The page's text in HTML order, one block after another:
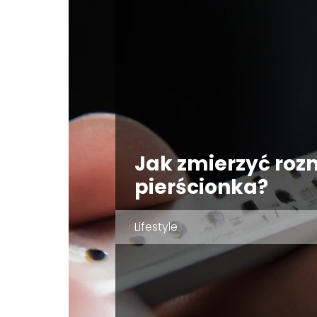
Jak zmierzyć
pierścionka?
Lifestyle